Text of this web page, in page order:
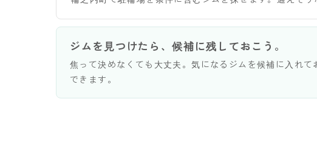
ジムを見つけたら、候補に残しておこう。
焦って決めなくても大丈夫。気になるジムを候補に入れ
できます。